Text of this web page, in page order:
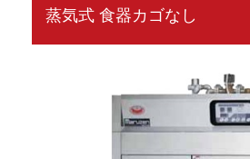
蒸気式 食器カゴなし